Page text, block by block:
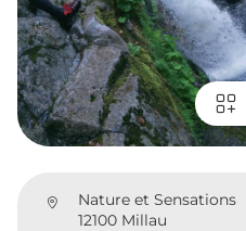
Nature et Sensations
12100 Millau